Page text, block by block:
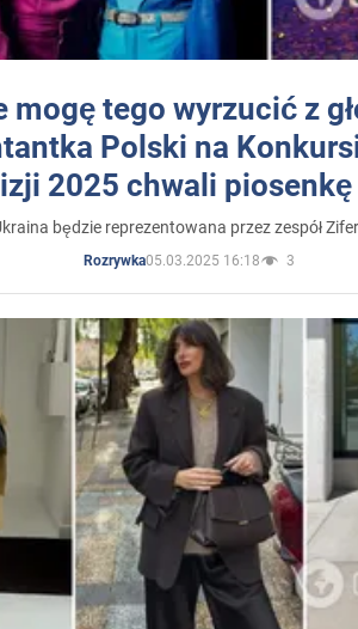
mogę tego wyrzucić z
Polski na
2025 chwali
będzie reprezentowana przez zespół
Rozrywka05.03.2025 16:18 3